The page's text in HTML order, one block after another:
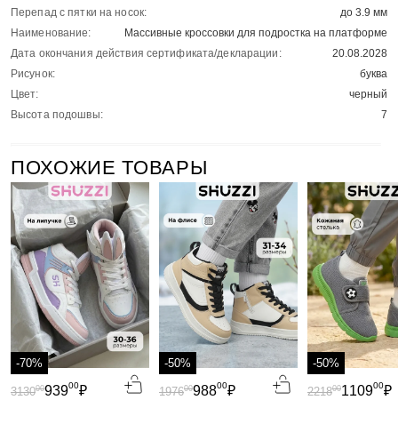
Перепад с пятки на носок:
до 3.9 мм
Наименование:
Массивные кроссовки для подростка на платформе
Дата окончания действия сертификата/декларации:
20.08.2028
Рисунок:
буква
Цвет:
черный
Высота подошвы:
7
ПОХОЖИЕ ТОВАРЫ
-70%
93900₽
313000
-50%
98800₽
197600
-50%
110900₽
221800